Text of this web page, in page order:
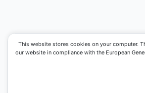
This website stores cookies on your computer.
our website in compliance with the European